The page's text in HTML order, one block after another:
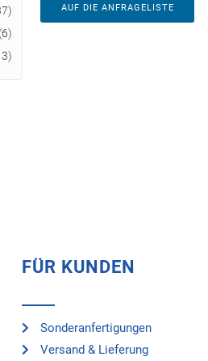
AUF DIE ANFRAGELISTE
(6)
FÜR KUNDEN
Sonderanfertigungen
Versand & Lieferung